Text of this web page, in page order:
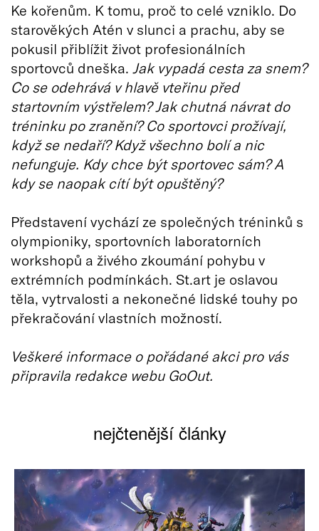
Ke kořenům. K tomu, proč to celé vzniklo. Do
starověkých Atén v slunci a prachu, aby se
pokusil přiblížit život profesionálních
sportovců dneška. Jak vypadá cesta za snem?
Co se odehrává v hlavě vteřinu před
startovním výstřelem? Jak chutná návrat do
tréninku po zranění? Co sportovci prožívají,
když se nedaří? Když všechno bolí a nic
nefunguje. Kdy chce být sportovec sám? A
kdy se naopak cítí být opuštěný?
Představení vychází ze společných tréninků s
olympioniky, sportovních laboratorních
workshopů a živého zkoumání pohybu v
extrémních podmínkách. St.art je oslavou
těla, vytrvalosti a nekonečné lidské touhy po
překračování vlastních možností.
Veškeré informace o pořádané akci pro vás
připravila redakce webu GoOut.
nejčtenější články